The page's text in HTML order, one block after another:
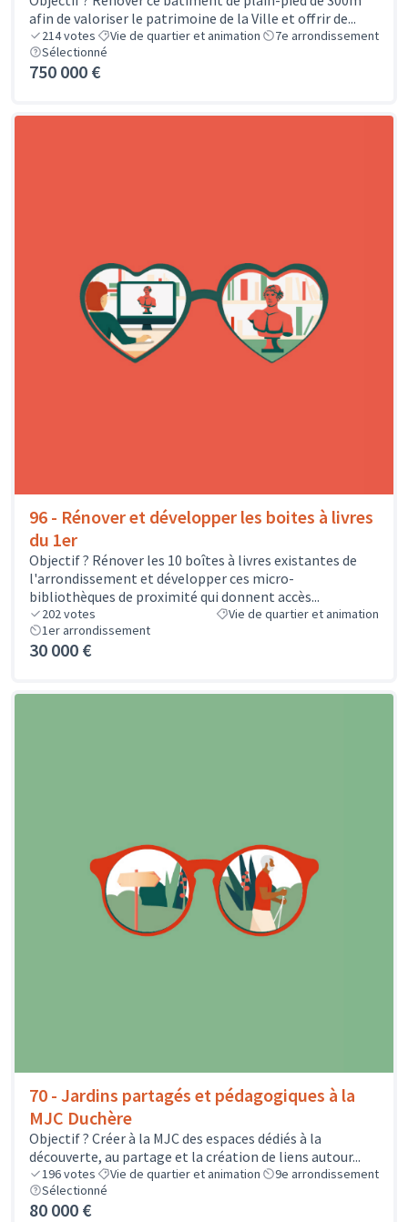
afin de valoriser le patrimoine de la Ville et offrir de...
214votes Vie de quartier et animation
7e arrondissement
Sélectionné
750 000 €
96 - Rénover et développer les boites à livres
du 1er
Objectif ? Rénover les 10 boîtes à livres existantes de
l'arrondissement et développer ces micro-
bibliothèques de proximité qui donnent accès...
202votes
Vie de quartier et animation
1er arrondissement
30 000 €
70 - Jardins partagés et pédagogiques à la
MJC Duchère
Objectif ? Créer à la MJC des espaces dédiés à la
découverte, au partage et la création de liens autour...
196votes Vie de quartier et animation
9e arrondissement
Sélectionné
80 000 €